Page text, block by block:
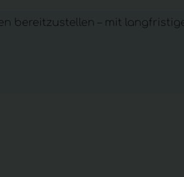
bereitzustellen – mit